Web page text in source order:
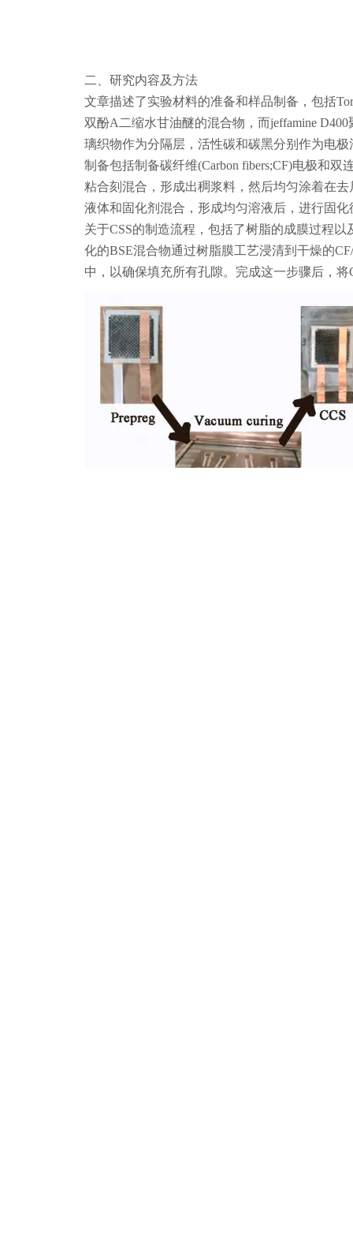
二、研究内容及方法
文章描述了实验材料的准备和样品制备，包括
双酚A二缩水甘油醚的混合物，而jeffamine
璃织物作为分隔层，活性碳和碳黑分别作为电
制备包括制备碳纤维(Carbon fibers;CF)电极和双
粘合刻混合，形成出稠浆料，然后均匀涂着在
液体和固化剂混合，形成均匀溶液后，进行固
关于CSS的制造流程，包括了树脂的成膜过程
化的BSE混合物通过树脂膜工艺浸清到干燥的
中，以确保填充所有孔隙。完成这一步骤后，